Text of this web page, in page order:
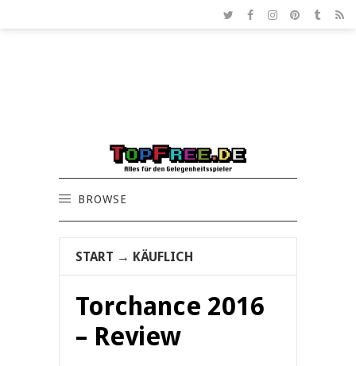
BROWSE
START → KÄUFLICH
Torchance 2016
– Review